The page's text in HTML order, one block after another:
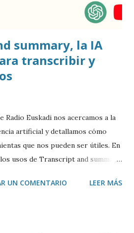
summary, la IA
transcribir y
Radio Euskadi nos acercamos a la
artificial y detallamos cómo
que nos pueden ser útiles. En
usos de Transcript and summary
vídeos de Youtube, así como
UN COMENTARIO LEER MÁS